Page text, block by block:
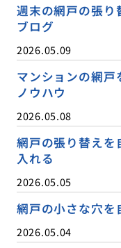
週末の網戸の張り
ブログ
2026.05.09
マンションの網
ノウハウ
2026.05.08
網戸の張り替えを
入れる
2026.05.05
網戸の小さな穴を
2026.05.04